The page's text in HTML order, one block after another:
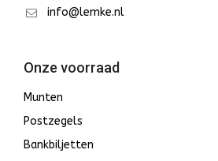
info@lemke.nl
Onze voorraad
Munten
Postzegels
Bankbiljetten